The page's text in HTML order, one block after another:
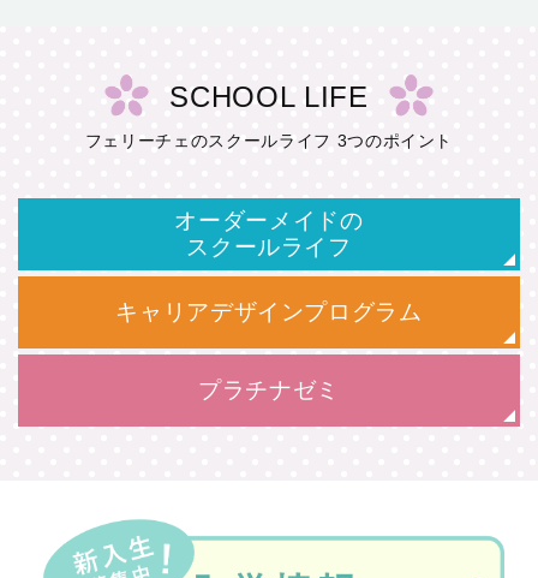
SCHOOL LIFE
フェリーチェのスクールライフ 3つのポイント
オーダーメイドの
スクールライフ
キャリアデザインプログラム
プラチナゼミ